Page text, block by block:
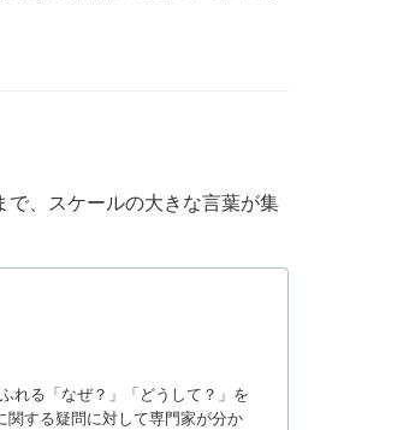
、スケールの大きな言葉が集
れる「なぜ？」「どうして？」を
する疑問に対して専門家が分か